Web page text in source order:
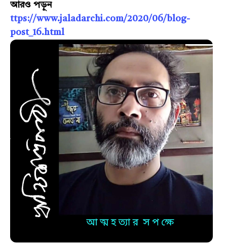
আরও পড়ুন
ttps://www.jaladarchi.com/2020/06/blog-
post_16.html